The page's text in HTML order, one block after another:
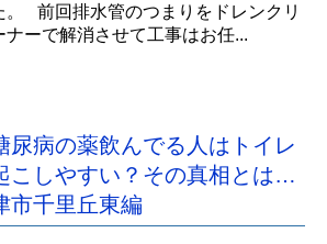
。 前回排水管のつまりをドレンクリ
ナーで解消させて工事はお任...
尿病の薬飲んでる人はトイレ
こしやすい？その真相とは…
市千里丘東編